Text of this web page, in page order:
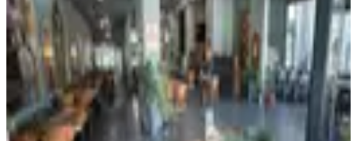
341 m²
Düz Giriş (Zemin) 14.05.2026
5.500.000 ₺6.000.000 ₺
ŞEHZADE GAYRİMENKULAhmet Çetin